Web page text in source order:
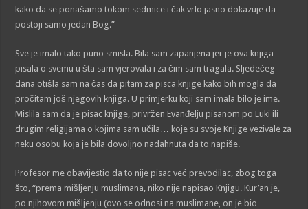
kako da se ponašamo tokom sedmice i čak vrlo jasno dokazuje da
postoji samo jedan Bog.”
Sve je imalo tako puno smisla. Bila sam zapanjena jer je ova knjiga
pisala o svemu u šta sam vjerovala i za čim sam tragala. Sljedećeg
dana otišla sam na čas da pitam za pisca knjige kako bih mogla da
pročitam još njegovih knjiga. U primjerku koji sam imala bilo je ime.
Mislila sam da je pisac knjige, privržen Evanđelju pisanom po Luki ili
drugim religijama o kojima sam učila… koje su svoje Knjige vezivale za
neku osobu koja je bila dovoljno nadahnuta da to napiše.
Profesor me obavijestio da to nije pisac već prevodilac, zbog toga
što, “prema mišljenju muslimana, niko nije napisao Knjigu. Kur’an je,
po njihovom mišljenju (ovo se odnosi na muslimane, on je bio